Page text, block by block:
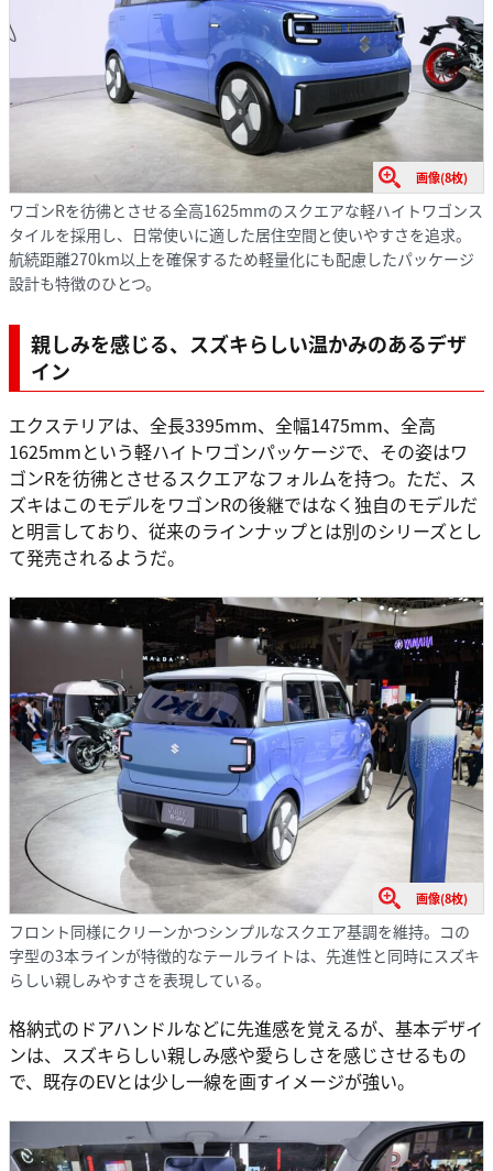
画像(8枚)
ワゴンRを彷彿とさせる全高1625mmのスクエアな軽ハイトワゴンス
タイルを採用し、日常使いに適した居住空間と使いやすさを追求。
航続距離270km以上を確保するため軽量化にも配慮したパッケージ
設計も特徴のひとつ。
親しみを感じる、スズキらしい温かみのあるデザ
イン
エクステリアは、全長3395mm、全幅1475mm、全高
1625mmという軽ハイトワゴンパッケージで、その姿はワ
ゴンRを彷彿とさせるスクエアなフォルムを持つ。ただ、ス
ズキはこのモデルをワゴンRの後継ではなく独自のモデルだ
と明言しており、従来のラインナップとは別のシリーズとし
て発売されるようだ。
画像(8枚)
フロント同様にクリーンかつシンプルなスクエア基調を維持。コの
字型の3本ラインが特徴的なテールライトは、先進性と同時にスズキ
らしい親しみやすさを表現している。
格納式のドアハンドルなどに先進感を覚えるが、基本デザイ
ンは、スズキらしい親しみ感や愛らしさを感じさせるもの
で、既存のEVとは少し一線を画すイメージが強い。